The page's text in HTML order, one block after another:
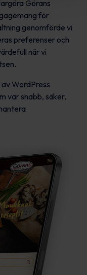
Görans
för
genomförde vi
preferenser och
när vi
WordPress
var snabb, säker,